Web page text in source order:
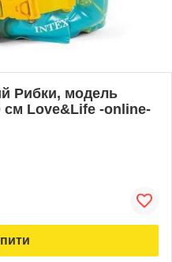
Рибки, модель
см Love&Life -online-